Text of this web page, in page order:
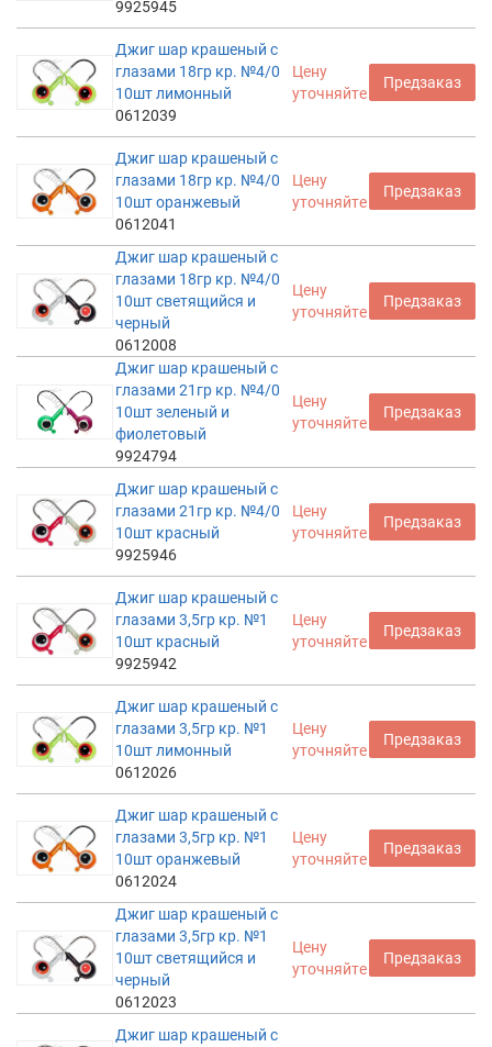
9925945
Джиг шар крашеный с
глазами 18гр кр. №4/0
10шт лимонный
0612039
Цену
уточняйте
Предзаказ
Джиг шар крашеный с
глазами 18гр кр. №4/0
10шт оранжевый
0612041
Цену
уточняйте
Предзаказ
Джиг шар крашеный с
глазами 18гр кр. №4/0
10шт светящийся и
черный
0612008
Цену
уточняйте
Предзаказ
Джиг шар крашеный с
глазами 21гр кр. №4/0
10шт зеленый и
фиолетовый
9924794
Цену
уточняйте
Предзаказ
Джиг шар крашеный с
глазами 21гр кр. №4/0
10шт красный
9925946
Цену
уточняйте
Предзаказ
Джиг шар крашеный с
глазами 3,5гр кр. №1
10шт красный
9925942
Цену
уточняйте
Предзаказ
Джиг шар крашеный с
глазами 3,5гр кр. №1
10шт лимонный
0612026
Цену
уточняйте
Предзаказ
Джиг шар крашеный с
глазами 3,5гр кр. №1
10шт оранжевый
0612024
Цену
уточняйте
Предзаказ
Джиг шар крашеный с
глазами 3,5гр кр. №1
10шт светящийся и
черный
0612023
Цену
уточняйте
Предзаказ
Джиг шар крашеный с